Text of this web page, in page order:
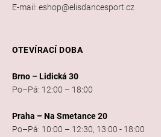
E-mail: eshop@elisdancesport.cz
OTEVÍRACÍ DOBA
Brno – Lidická 30
Po–Pá: 12:00 – 18:00
Praha – Na Smetance 20
Po–Pá: 10:00 – 12:30, 13:00 - 18:00